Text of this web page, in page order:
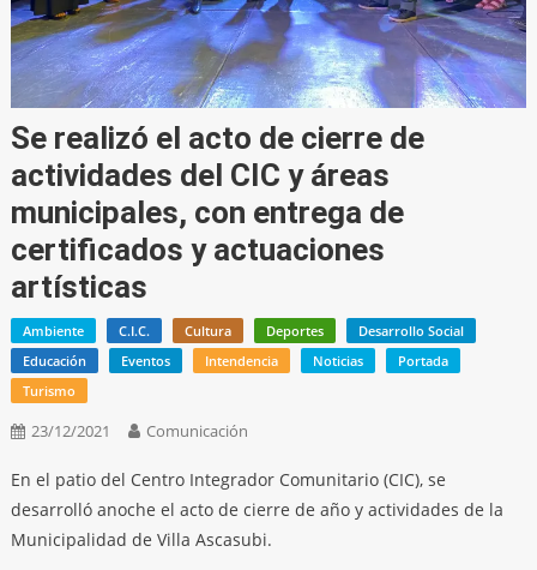
Se realizó el acto de cierre de
actividades del CIC y áreas
municipales, con entrega de
certificados y actuaciones
artísticas
Ambiente C.I.C. Cultura Deportes
Desarrollo Social
Educación
Eventos Intendencia Noticias
Portada
Turismo
23/12/2021 Comunicación
En el patio del Centro Integrador Comunitario (CIC), se
desarrolló anoche el acto de cierre de año y actividades de la
Municipalidad de Villa Ascasubi.